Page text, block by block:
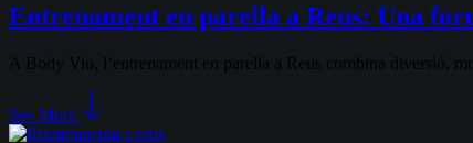
Entrenament en parella a Reus: Una
A Body Viu, l’entrenament en parella a Reus combina diversió,
See More